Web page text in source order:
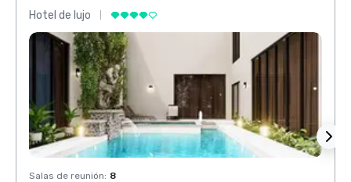
Hotel de lujo
Salas de reunión: 8